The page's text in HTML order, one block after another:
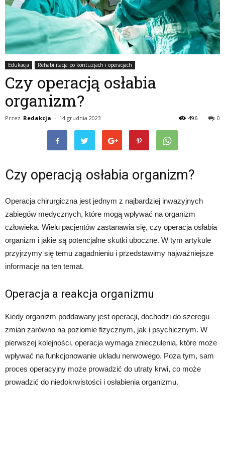
Edukacja Rehabilitacja po kontuzjach i operacjach
Czy operacją osłabia
organizm?
Przez Redakcja - 14 grudnia 2023 0
496
Czy operacją osłabia organizm?
Operacja chirurgiczna jest jednym z najbardziej inwazyjnych
zabiegów medycznych, które mogą wpływać na organizm
człowieka. Wielu pacjentów zastanawia się, czy operacja osłabia
organizm i jakie są potencjalne skutki uboczne. W tym artykule
przyjrzymy się temu zagadnieniu i przedstawimy najważniejsze
informacje na ten temat.
Operacja a reakcja organizmu
Kiedy organizm poddawany jest operacji, dochodzi do szeregu
zmian zarówno na poziomie fizycznym, jak i psychicznym. W
pierwszej kolejności, operacja wymaga znieczulenia, które może
wpływać na funkcjonowanie układu nerwowego. Poza tym, sam
proces operacyjny może prowadzić do utraty krwi, co może
prowadzić do niedokrwistości i osłabienia organizmu.